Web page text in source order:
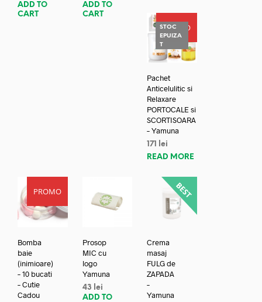
ADD TO
CART
ADD TO
CART
PROMO
STOC
EPUIZA
T
Pachet
Anticelulitic si
Relaxare
PORTOCALE si
SCORTISOARA
– Yamuna
171
lei
READ MORE
PROMO
Bomba
baie
(inimioare)
– 10 bucati
– Cutie
Cadou
Prosop
MIC cu
logo
Yamuna
43
lei
ADD TO
Crema
masaj
FULG de
ZAPADA
–
Yamuna